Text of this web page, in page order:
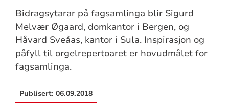
Bidragsytarar på fagsamlinga blir Sigurd
Melvær Øgaard, domkantor i Bergen, og
Håvard Sveåas, kantor i Sula. Inspirasjon og
påfyll til orgelrepertoaret er hovudmålet for
fagsamlinga.
Publisert: 06.09.2018